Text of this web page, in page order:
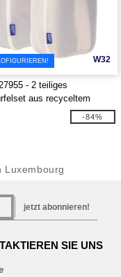
W32
- 2 teiliges
aus recyceltem
-84%
Luxembourg
jetzt abonnieren!
SIE UNS